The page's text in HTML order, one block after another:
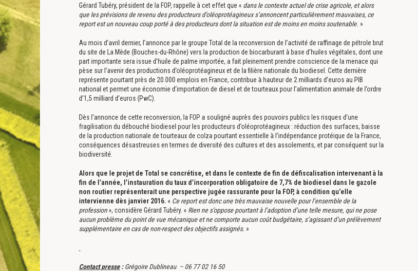
Gérard Tubéry, président de la FOP, rappelle à cet effet que « dans le contexte actuel de crise agricole, et alors
que les prévisions de revenu des producteurs d’oléoprotéagineux s’annoncent particulièrement mauvaises, ce
report est un nouveau coup porté à des producteurs dont la situation est de moins en moins soutenable. »
Au mois d’avril dernier, l’annonce par le groupe Total de la reconversion de l’activité de raffinage de pétrole brut
du site de La Mède (Bouches-du-Rhône) vers la production de biocarburant à base d’huiles végétales, dont une
part importante sera issue d’huile de palme importée, a fait pleinement prendre conscience de la menace qui
pèse sur l’avenir des productions d’oléoprotéagineux et de la filière nationale du biodiesel. Cette dernière
représente pourtant près de 20.000 emplois en France, contribue à hauteur de 2 milliards d’euros au PIB
national et permet une économie d’importation de diesel et de tourteaux pour l’alimentation animale de l’ordre
d’1,5 milliard d’euros (PwC).
Dès l’annonce de cette reconversion, la FOP a souligné auprès des pouvoirs publics les risques d’une
fragilisation du débouché biodiesel pour les producteurs d’oléoprotéagineux : réduction des surfaces, baisse
de la production nationale de tourteaux de colza pourtant essentielle à l’indépendance protéique de la France,
conséquences désastreuses en termes de diversité des cultures et des assolements, et par conséquent sur la
biodiversité.
Alors que le projet de Total se concrétise, et dans le contexte de fin de défiscalisation intervenant à la
fin de l’année, l’instauration du taux d’incorporation obligatoire de 7,7% de biodiesel dans le gazole
non routier représenterait une perspective jugée rassurante pour la FOP, à condition qu’elle
intervienne dès janvier 2016. « Ce report est donc une très mauvaise nouvelle pour l’ensemble de la
profession», considère Gérard Tubéry. « Rien ne s’oppose pourtant à l’adoption d’une telle mesure, qui ne pose
aucun problème du point de vue mécanique et ne comporte aucun coût budgétaire, s’agissant d’un prélèvement
supplémentaire en cas de non-respect des objectifs assignés. »
Contact presse:Grégoire Dublineau – 06 77 02 16 50